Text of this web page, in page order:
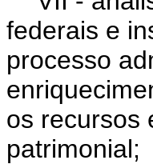
federais e
processo
os recursos
patrimonial;